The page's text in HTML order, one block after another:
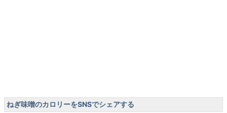
ねぎ味噌のカロリーをSNSでシェアする